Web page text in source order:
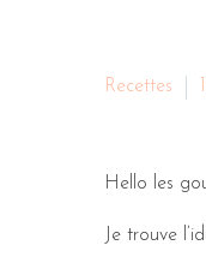
Recettes
Hello les
Je trouve